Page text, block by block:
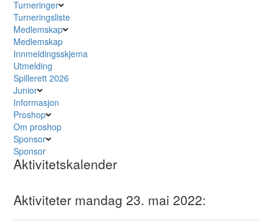
Turneringer
Turneringsliste
Medlemskap
Medlemskap
Innmeldingsskjema
Utmelding
Spillerett 2026
Junior
Informasjon
Proshop
Om proshop
Sponsor
Sponsor
Aktivitetskalender
Aktiviteter mandag 23. mai 2022: